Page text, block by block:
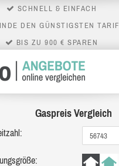
SCHNELL & EINFACH
DEN GÜNSTIGSTEN TARIF
BIS ZU 900 € SPAREN
Gaspreis Vergleich